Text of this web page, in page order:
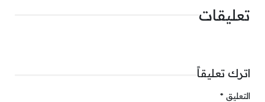
تعليقات
اترك تعليقاً
التعليق *